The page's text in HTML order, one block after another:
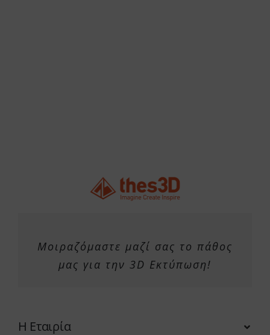
Μοιραζόμαστε μαζί σας το πάθος
μας για την 3D Εκτύπωση!
Η Εταιρία